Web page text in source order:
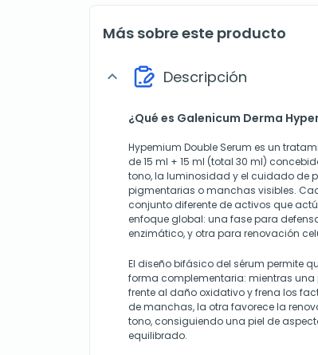
Más sobre este producto
expand_more Descripción
¿Qué es Galenicum Derma
Hypemium Double Serum es un
de 15 ml + 15 ml (total 30 ml)
tono, la luminosidad y el cuidado de
pigmentarias o manchas visibles.
conjunto diferente de activos que
enfoque global: una fase para
enzimático, y otra para renovación
El diseño bifásico del sérum permite
forma complementaria: mientras una
frente al daño oxidativo y frena los
de manchas, la otra favorece la
tono, consiguiendo una piel de
equilibrado.